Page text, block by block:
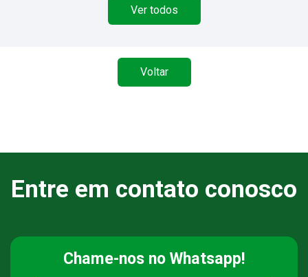
Ver todos
Voltar
Entre em contato conosco
Chame-nos no Whatsapp!